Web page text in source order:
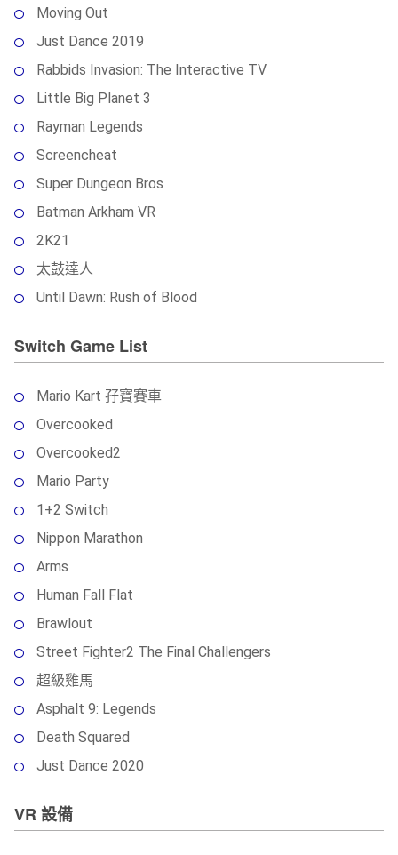
Moving Out
Just Dance 2019
Rabbids Invasion: The Interactive TV
Little Big Planet 3
Rayman Legends
Screencheat
Super Dungeon Bros
Batman Arkham VR
2K21
太鼓達人
Until Dawn: Rush of Blood
Switch Game List
Mario Kart 孖寶賽車
Overcooked
Overcooked2
Mario Party
1+2 Switch
Nippon Marathon
Arms
Human Fall Flat
Brawlout
Street Fighter2 The Final Challengers
超級雞馬
Asphalt 9: Legends
Death Squared
Just Dance 2020
VR 設備